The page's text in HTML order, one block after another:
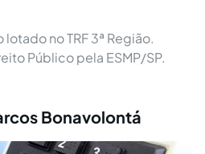
no TRF 3ª Região.
Público pela ESMP/SP.
Bonavolontá